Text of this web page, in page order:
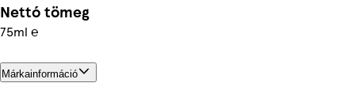
Nettó tömeg
75ml ℮
Márkainformáció